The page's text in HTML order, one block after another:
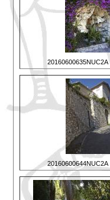
20160600635NUC2A
20160600644NUC2A